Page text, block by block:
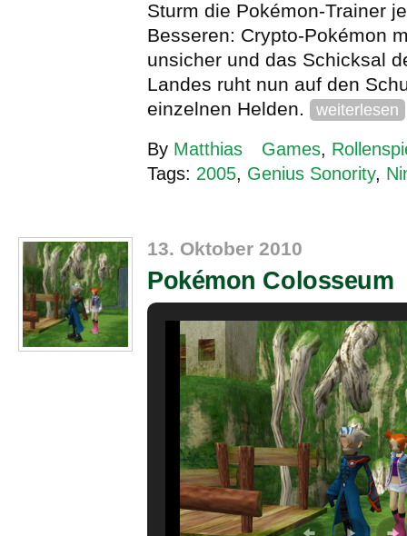
Sturm die Pokémon-Trainer
Besseren: Crypto-Pokémon
unsicher und das Schicksal
Landes ruht nun auf den
einzelnen Helden.
weiterlesen
By Matthias Games,
Tags: 2005, Genius Sonority,
13. Oktober 2010
Pokémon Colosseum